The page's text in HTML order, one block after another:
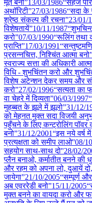
मूर्त बनो”13/03/1986“सहज
अथॉरिटी”27/03/1986“सदा के
श्रेष्ठ संकल्प की रचना”23/01/
विशेषतायें”10/11/1987
करो”07/03/1990“रूलिंग तथा
प्राप्ति”17/03/1991
प्रसन्नचित्त, निश्चिंत आत्मा
स्वराज्य सत्ता की अधिकारी
विधि - शुभचिंतन करो और
विशेष अटेन्शन देकर समय और
करो”27/02/1996“सत्यता का
वा चेहरे में दिव्यता”06/03/1997
मुहब्बत के झूले में झूलो”31/12/
को मेहनत मुक्त सदा विजयी
पहुँचने के लिए कन्ट्रोलिंग पॉवर
बनो”31/12/2001“इस नये वर्ष
प्रत्यक्षता को समीप लाओ''08/10
सहयोग साथ-साथ दो''28/02/
प्लैन बनाओ, कर्मातीत बनने की
और रहम को अपना लो, दुआयें
जायेगा”21/10/2005“सम्पूर्ण
अब एवररेडी बनो”15/11/2005
मुक्त बनने का वायदा करो और